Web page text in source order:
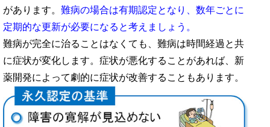
があります。 難病の場合は有期認定となり、数年ごとに
定期的な更新が必要になると考えましょう。
難病が完全に治ることはなくても、難病は時間経過と共
に症状が変化します。症状が悪化することがあれば、新
薬開発によって劇的に症状が改善することもあります。